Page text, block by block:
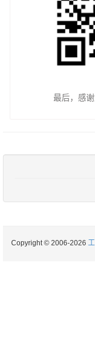
最后，感
Copyright © 2006-2026